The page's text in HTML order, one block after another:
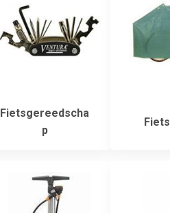
Fietsgereedscha
p